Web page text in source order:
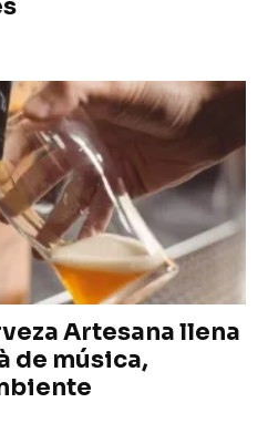
Artesana llena
de música,